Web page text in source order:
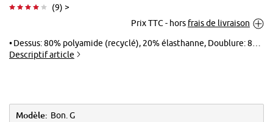
agrandir
(9) >
Prix TTC - hors frais de livraison
Dessus: 80% polyamide (recyclé), 20% élasthanne, Doublure: 80% polyamide (recyclé), 20% élasthanne, Dentelle: 79% polyamide, 21% élasthanne, Filet: 82% polyamide, 18% élasthanne, Doublure maille mesh: 92% polyamide, 8% élasthanne
Descriptif article
Modèle: Bon. G